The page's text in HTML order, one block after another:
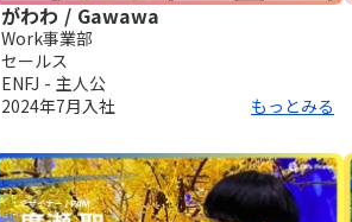
がわわ / Gawawa
Work事業部
セールス
ENFJ - 主人公
2024年7月入社 もっとみる